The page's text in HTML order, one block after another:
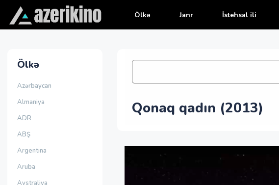
Ölkə Janr İstehsal ili
Ölkə
Azərbaycan
Almaniya
ADR
ABŞ
Argentina
Aruba
Avstraliya
Qonaq qadın (2013)